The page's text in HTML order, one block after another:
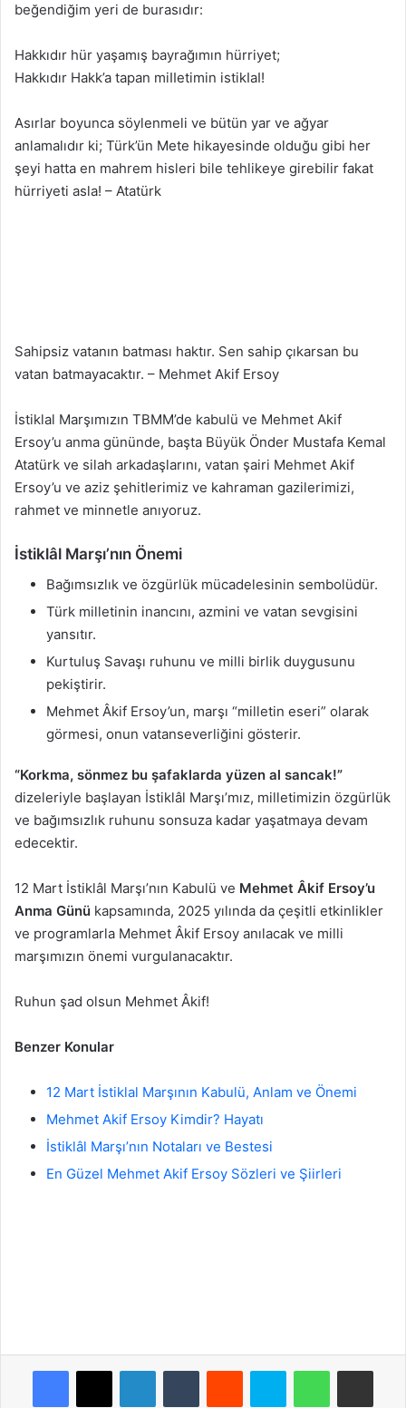
beğendiğim yeri de burasıdır:
Hakkıdır hür yaşamış bayrağımın hürriyet;
Hakkıdır Hakk’a tapan miIIetimin istikIaI!
Asırlar boyunca söylenmeli ve bütün yar ve ağyar
anlamalıdır ki; Türk’ün Mete hikayesinde olduğu gibi her
şeyi hatta en mahrem hisleri bile tehlikeye girebilir fakat
hürriyeti asla! – Atatürk
Sahipsiz vatanın batması haktır. Sen sahip çıkarsan bu
vatan batmayacaktır. – Mehmet Akif Ersoy
İstiklal Marşımızın TBMM’de kabulü ve Mehmet Akif
Ersoy’u anma gününde, başta Büyük Önder Mustafa Kemal
Atatürk ve silah arkadaşlarını, vatan şairi Mehmet Akif
Ersoy’u ve aziz şehitlerimiz ve kahraman gazilerimizi,
rahmet ve minnetle anıyoruz.
İstiklâl Marşı’nın Önemi
Bağımsızlık ve özgürlük mücadelesinin sembolüdür.
Türk milletinin inancını, azmini ve vatan sevgisini
yansıtır.
Kurtuluş Savaşı ruhunu ve milli birlik duygusunu
pekiştirir.
Mehmet Âkif Ersoy’un, marşı “milletin eseri” olarak
görmesi, onun vatanseverliğini gösterir.
“Korkma, sönmez bu şafaklarda yüzen al sancak!”
dizeleriyle başlayan İstiklâl Marşı’mız, milletimizin özgürlük
ve bağımsızlık ruhunu sonsuza kadar yaşatmaya devam
edecektir.
12 Mart İstiklâl Marşı’nın Kabulü ve Mehmet Âkif Ersoy’u
Anma Günü kapsamında, 2025 yılında da çeşitli etkinlikler
ve programlarla Mehmet Âkif Ersoy anılacak ve milli
marşımızın önemi vurgulanacaktır.
Ruhun şad olsun Mehmet Âkif!
Benzer Konular
12 Mart İstiklal Marşının Kabulü, Anlam ve Önemi
Mehmet Akif Ersoy Kimdir? Hayatı
İstiklâl Marşı’nın Notaları ve Bestesi
En Güzel Mehmet Akif Ersoy Sözleri ve Şiirleri